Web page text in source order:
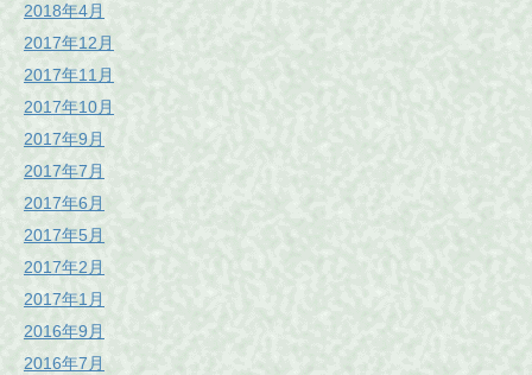
2018年4月
2017年12月
2017年11月
2017年10月
2017年9月
2017年7月
2017年6月
2017年5月
2017年2月
2017年1月
2016年9月
2016年7月